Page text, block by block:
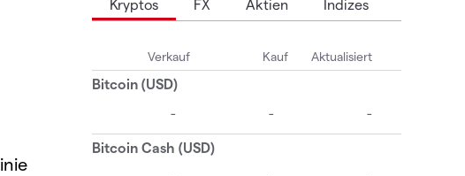
Kryptos FX Aktien Indizes